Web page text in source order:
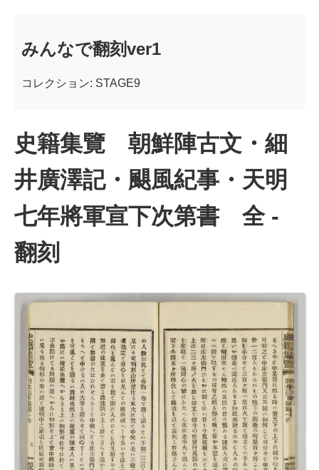
みんなで翻刻ver1
コレクション: STAGE9
史籍集覽 朝鮮陣古文・細
井廣澤記・颶風紀事・天明
七年將軍宣下次第書 全 -
翻刻